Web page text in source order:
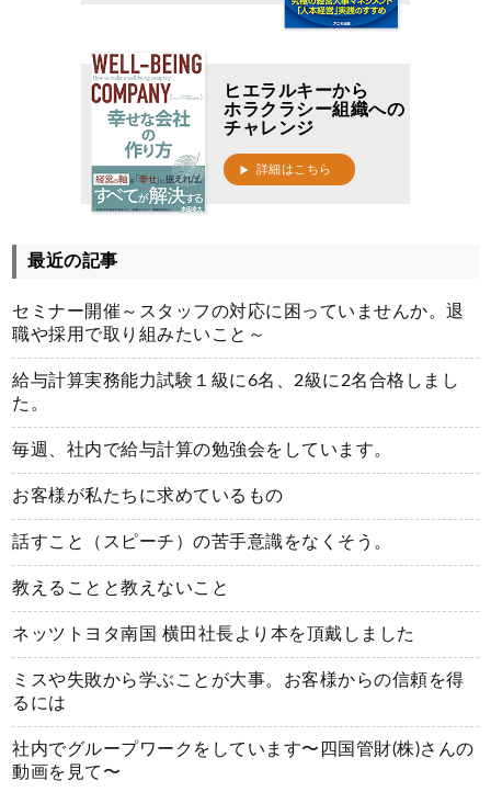
ヒエラルキーから
ホラクラシー組織への
チャレンジ
詳細はこちら
最近の記事
セミナー開催～スタッフの対応に困っていませんか。退
職や採用で取り組みたいこと～
給与計算実務能力試験１級に6名、2級に2名合格しまし
た。
毎週、社内で給与計算の勉強会をしています。
お客様が私たちに求めているもの
話すこと（スピーチ）の苦手意識をなくそう。
教えることと教えないこと
ネッツトヨタ南国 横田社長より本を頂戴しました
ミスや失敗から学ぶことが大事。お客様からの信頼を得
るには
社内でグループワークをしています〜四国管財(株)さんの
動画を見て〜